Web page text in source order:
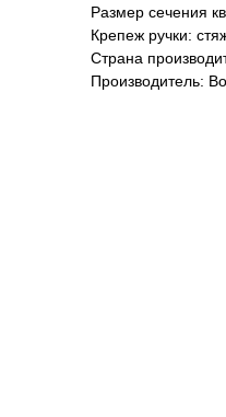
Размер сечения
Крепеж ручки:
Страна
Производитель: